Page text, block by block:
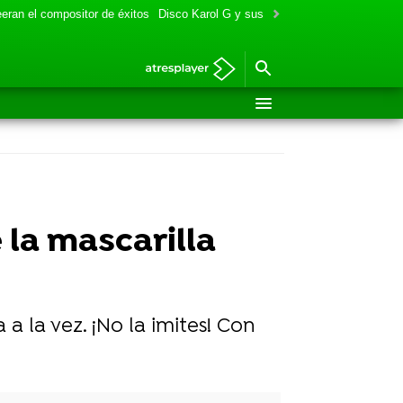
el compositor de éxitos Disco Karol G y sus colaboraciones
la mascarilla
la vez. ¡No la imites! Con